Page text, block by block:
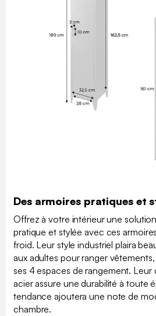
Des armoires pratiques et
Offrez à votre intérieur une
pratique et stylée avec ces
froid. Leur style industriel plaira
aux adultes pour ranger
ses 4 espaces de rangement.
acier assure une durabilité à toute
tendance ajoutera une note de
chambre.